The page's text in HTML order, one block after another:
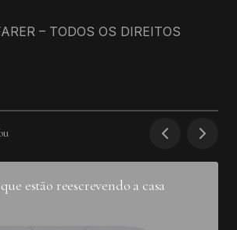
– TODOS OS DIREITOS
estão reescrevendo a casa